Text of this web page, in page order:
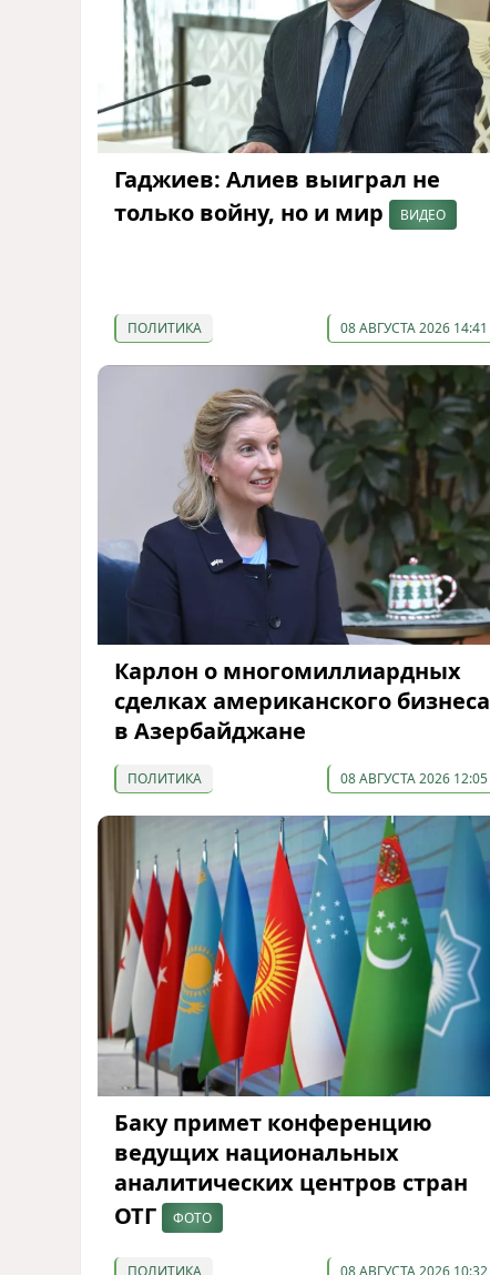
Гаджиев: Алиев выиграл не
только войну, но и мир
ВИДЕО
ПОЛИТИКА 08 АВГУСТА 2026 14:41
Карлон о многомиллиардных
сделках американского бизнеса
в Азербайджане
ПОЛИТИКА 08 АВГУСТА 2026 12:05
Баку примет конференцию
ведущих национальных
аналитических центров стран
ОТГ
ФОТО
ПОЛИТИКА 08 АВГУСТА 2026 10:32